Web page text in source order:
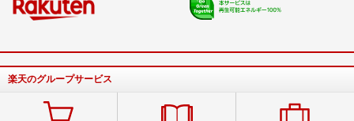
楽天のグループサービス